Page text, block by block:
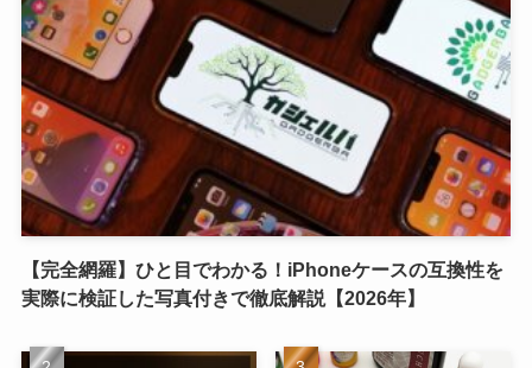
【完全網羅】ひと目でわかる！iPhoneケースの互換性を
実際に検証した写真付きで徹底解説【2026年】